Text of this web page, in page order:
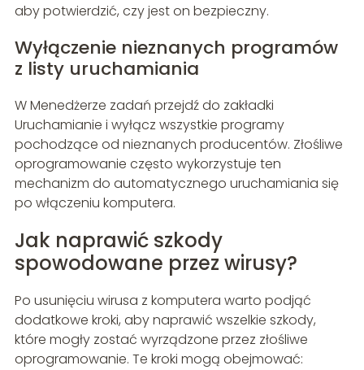
aby potwierdzić, czy jest on bezpieczny.
Wyłączenie nieznanych programów
z listy uruchamiania
W Menedżerze zadań przejdź do zakładki
Uruchamianie i wyłącz wszystkie programy
pochodzące od nieznanych producentów. Złośliwe
oprogramowanie często wykorzystuje ten
mechanizm do automatycznego uruchamiania się
po włączeniu komputera.
Jak naprawić szkody
spowodowane przez wirusy?
Po usunięciu wirusa z komputera warto podjąć
dodatkowe kroki, aby naprawić wszelkie szkody,
które mogły zostać wyrządzone przez złośliwe
oprogramowanie. Te kroki mogą obejmować: